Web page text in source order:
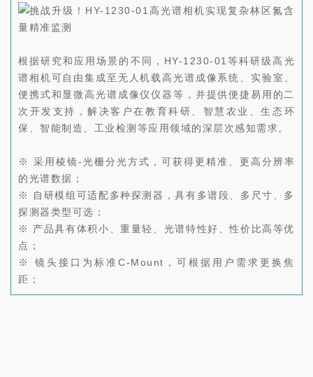
根据研究和应用场景的不同， HY-1230-01等科研级高光
谱相机可自由集成至无人机载高光谱成像系统、实验室、
便携式和显微高光谱成像仪仪器等，并提供便捷易用的二
次开发支持，解决客户在教育科研、智慧农业、生态环
保、智能制造、工业检测等应用领域的深层次感知需求。
※ 采用棱镜-光栅分光方式，可获得更精准、更高分辨率
的光谱数据；
※ 自研模组可适配多种探测器，具有多谱段、多尺寸、多
探测器类型可选；
※ 产品具有体积小、重量轻、光谱特性好、性价比高等优
点；
※ 镜头接口为标准C-Mount，可根据用户需求更换焦
距；